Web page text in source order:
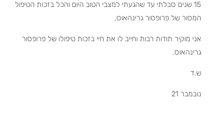
15 שנים סבלתי עד שהגעתי למצבי הטוב היום והכל בזכות הטיפול
המסור של פרופסור גרינהאוס,
אני מוקיר תודות רבות וחייב לו את חיי בזכות טיפולו של פרופסור
גרינהאוס.
ש.ד
נובמבר 21